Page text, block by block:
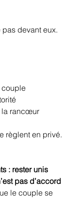
devant eux.
couple
la rancœur
règlent en privé.
: rester unis
pas d’accord
le couple se